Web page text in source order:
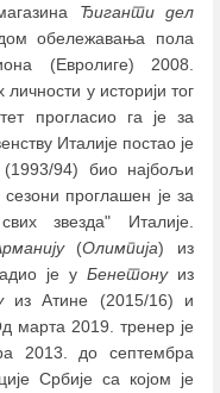
Ђиганти дел
обележавања пола
(Евролиге) 2008.
у историји тог
прогласио га је за
Италије постао је
(1993/94) био најбољи
проглашен је за
звезда" Италије.
(Олимпија) из
је у Бенетонуиз
из Атине (2015/16) и
2019. тренер је
2013. до септембра
Србије са којом је